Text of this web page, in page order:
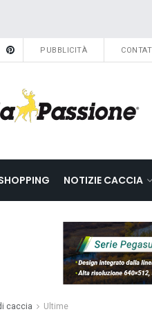
PUBBLICITÀ
NOTIZIE CACCIA
caccia Ultime